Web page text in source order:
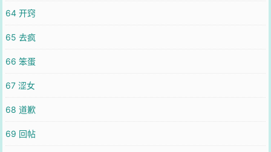
64 开窍
65 去疯
66 笨蛋
67 涩女
68 道歉
69 回帖